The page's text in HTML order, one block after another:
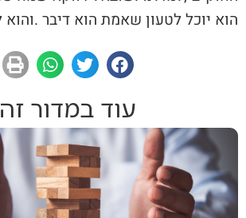
‬הוא‭ ‬יוכל‭ ‬לטעון‭ ‬שאמת‭ ‬הוא‭ ‬דיבר‭. ‬והוא‭ ‬לגמרי‭ ‬צודק‭. ‬
עוד במדור זה